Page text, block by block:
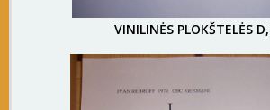
VINILINĖS PLOKŠTELĖS